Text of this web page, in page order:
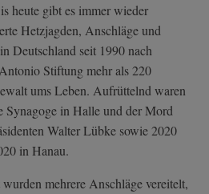
heute gibt es immer wieder
Hetzjagden, Anschläge und
Deutschland seit 1990 nach
Stiftung mehr als 220
ums Leben. Aufrüttelnd waren
Synagoge in Halle und der Mord
Walter Lübke sowie 2020
in Hanau.
mehrere Anschläge vereitelt,